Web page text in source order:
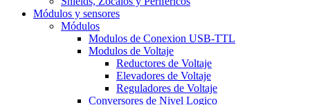
Módulos y sensores
Módulos
Modulos de Conexion USB-TTL
Modulos de Voltaje
Reductores de Voltaje
Elevadores de Voltaje
Reguladores de Voltaje
Conversores de Nivel Logico